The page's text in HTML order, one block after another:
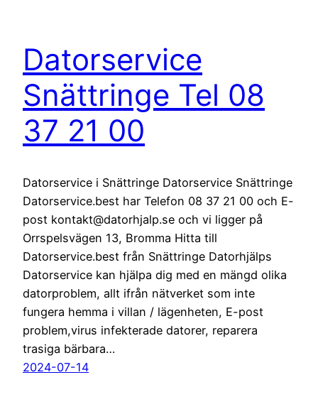
Datorservice
Snättringe Tel 08
37 21 00
Datorservice i Snättringe Datorservice Snättringe
Datorservice.best har Telefon 08 37 21 00 och E-
post kontakt@datorhjalp.se och vi ligger på
Orrspelsvägen 13, Bromma Hitta till
Datorservice.best från Snättringe Datorhjälps
Datorservice kan hjälpa dig med en mängd olika
datorproblem, allt ifrån nätverket som inte
fungera hemma i villan / lägenheten, E-post
problem,virus infekterade datorer, reparera
trasiga bärbara…
2024-07-14